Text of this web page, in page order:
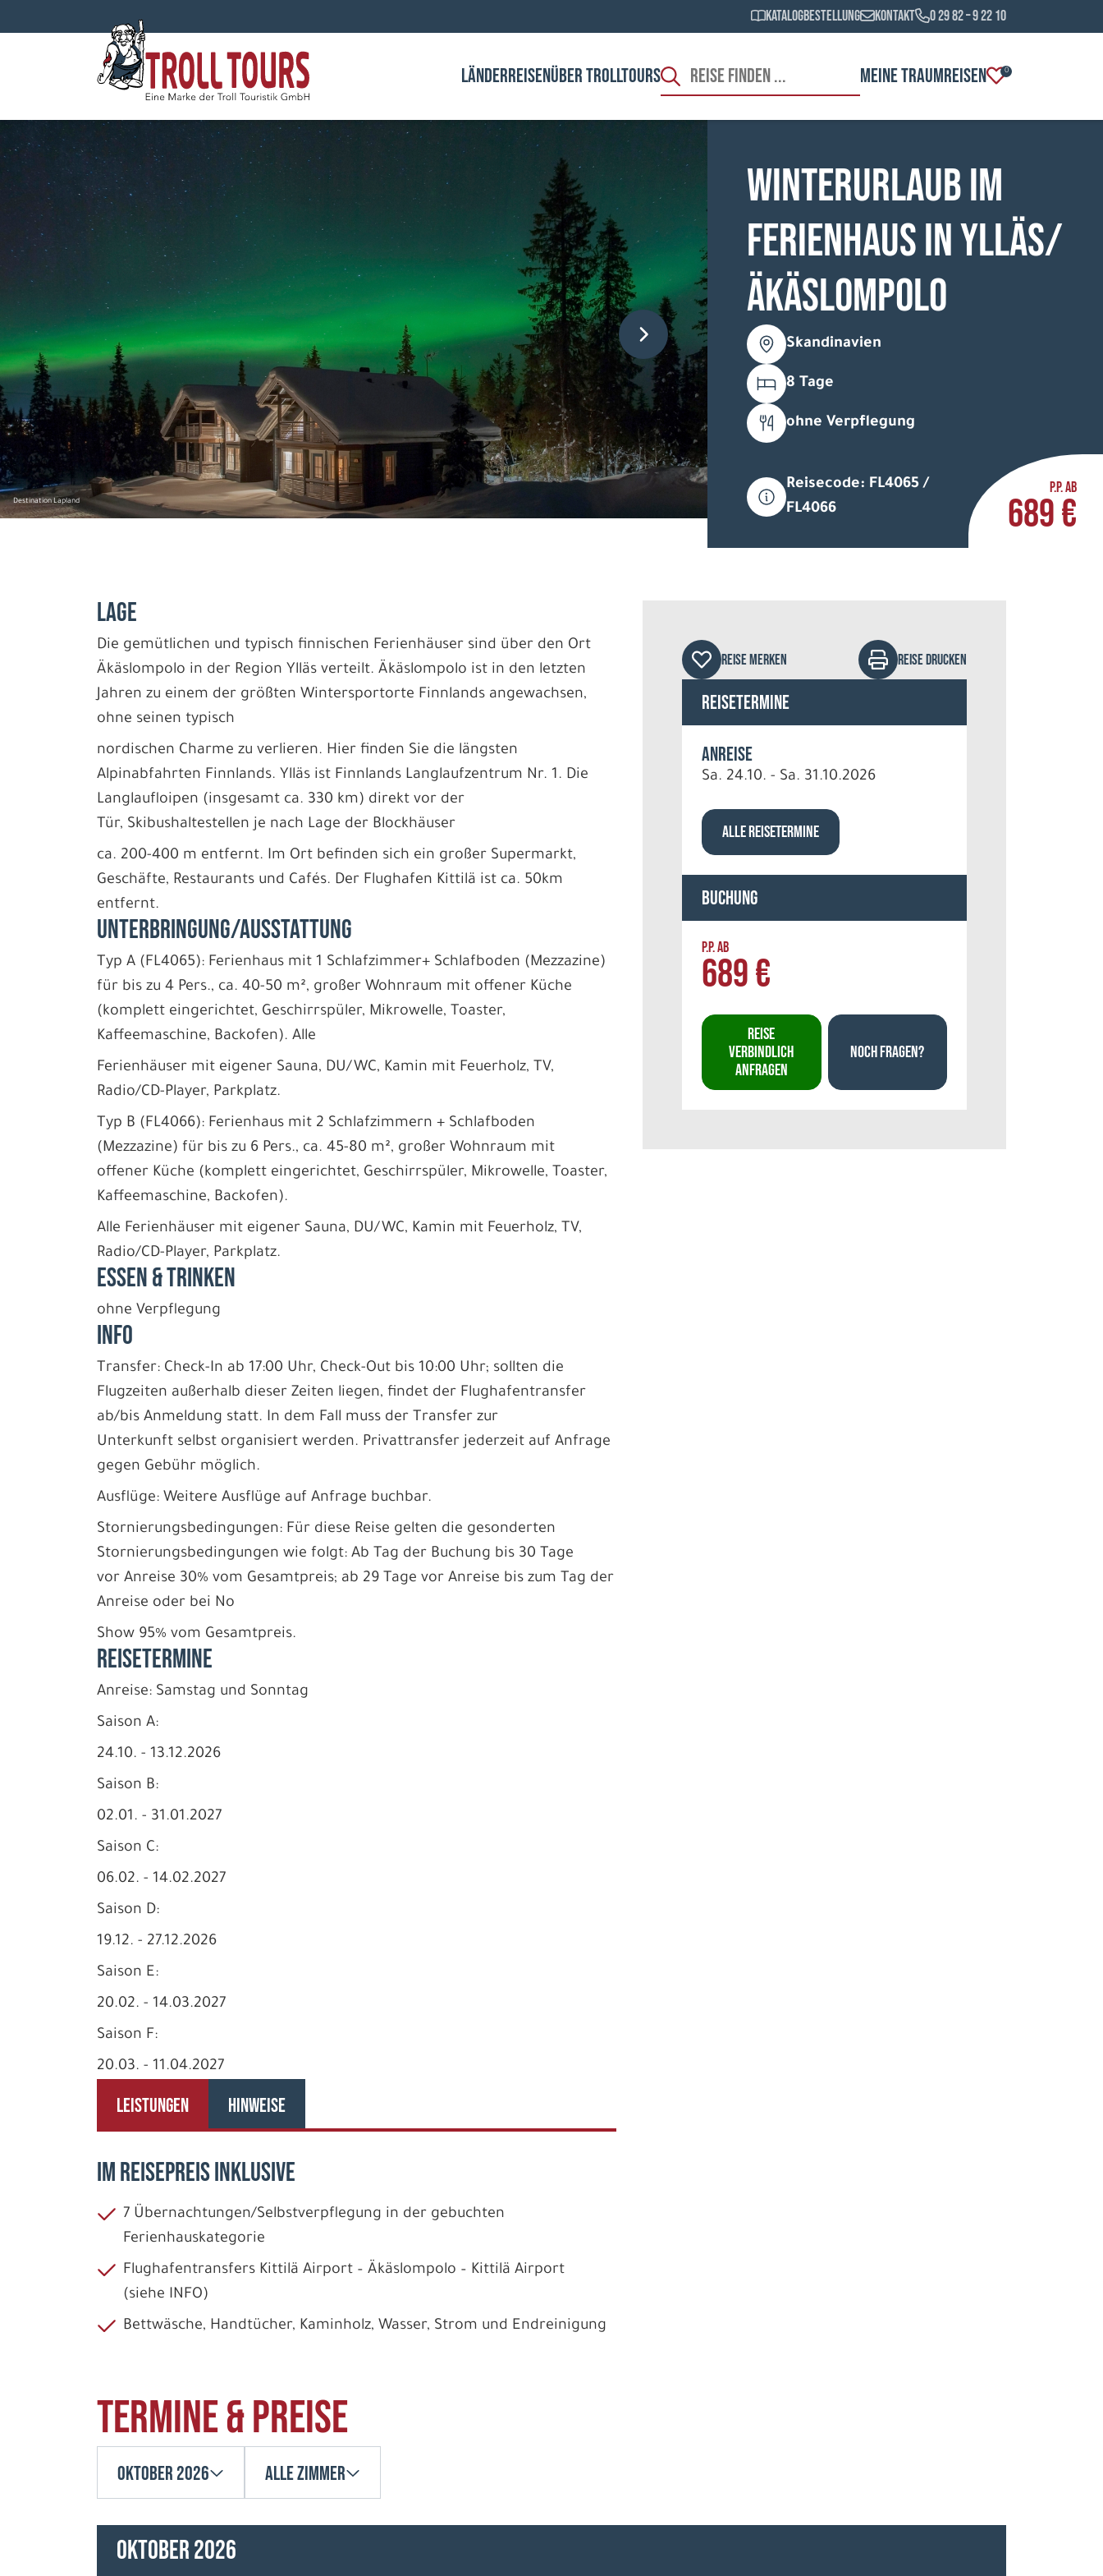
Katalogbestellung Kontakt 0 29 82 – 9 22 10
LÄNDERREISENÜBER TROLLTOURS MEINE TRAUMREISEN 0
Destination Lapland Destination Lapland
Winterurlaub im
Ferienhaus in Ylläs/
Äkäslompolo
Skandinavien
8 Tage
ohne Verpflegung
Reisecode: FL4065 /
FL4066
P.P. AB
689 €
LAGE
Die gemütlichen und typisch finnischen Ferienhäuser sind über den Ort
Äkäslompolo in der Region Ylläs verteilt. Äkäslompolo ist in den letzten
Jahren zu einem der größten Wintersportorte Finnlands angewachsen,
ohne seinen typisch
nordischen Charme zu verlieren. Hier finden Sie die längsten
Alpinabfahrten Finnlands. Ylläs ist Finnlands Langlaufzentrum Nr. 1. Die
Langlaufloipen (insgesamt ca. 330 km) direkt vor der
Tür, Skibushaltestellen je nach Lage der Blockhäuser
ca. 200-400 m entfernt. Im Ort befinden sich ein großer Supermarkt,
Geschäfte, Restaurants und Cafés. Der Flughafen Kittilä ist ca. 50km
entfernt.
UNTERBRINGUNG/AUSSTATTUNG
Typ A (FL4065): Ferienhaus mit 1 Schlafzimmer+ Schlafboden (Mezzazine)
für bis zu 4 Pers., ca. 40-50 m², großer Wohnraum mit offener Küche
(komplett eingerichtet, Geschirrspüler, Mikrowelle, Toaster,
Kaffeemaschine, Backofen). Alle
Ferienhäuser mit eigener Sauna, DU/WC, Kamin mit Feuerholz, TV,
Radio/CD-Player, Parkplatz.
Typ B (FL4066): Ferienhaus mit 2 Schlafzimmern + Schlafboden
(Mezzazine) für bis zu 6 Pers., ca. 45-80 m², großer Wohnraum mit
offener Küche (komplett eingerichtet, Geschirrspüler, Mikrowelle, Toaster,
Kaffeemaschine, Backofen).
Alle Ferienhäuser mit eigener Sauna, DU/WC, Kamin mit Feuerholz, TV,
Radio/CD-Player, Parkplatz.
Essen & Trinken
ohne Verpflegung
INFO
Transfer: Check-In ab 17:00 Uhr, Check-Out bis 10:00 Uhr; sollten die
Flugzeiten außerhalb dieser Zeiten liegen, findet der Flughafentransfer
ab/bis Anmeldung statt. In dem Fall muss der Transfer zur
Unterkunft selbst organisiert werden. Privattransfer jederzeit auf Anfrage
gegen Gebühr möglich.
Ausflüge: Weitere Ausflüge auf Anfrage buchbar.
Stornierungsbedingungen: Für diese Reise gelten die gesonderten
Stornierungsbedingungen wie folgt: Ab Tag der Buchung bis 30 Tage
vor Anreise 30% vom Gesamtpreis; ab 29 Tage vor Anreise bis zum Tag der
Anreise oder bei No
Show 95% vom Gesamtpreis.
REISETERMINE
Anreise: Samstag und Sonntag
Saison A:
24.10. - 13.12.2026
Saison B:
02.01. - 31.01.2027
Saison C:
06.02. - 14.02.2027
Saison D:
19.12. - 27.12.2026
Saison E:
20.02. - 14.03.2027
Saison F:
20.03. - 11.04.2027
LEISTUNGEN HINWEISE
IM REISEPREIS INKLUSIVE
7 Übernachtungen/Selbstverpflegung in der gebuchten
Ferienhauskategorie
Flughafentransfers Kittilä Airport – Äkäslompolo – Kittilä Airport
(siehe INFO)
Bettwäsche, Handtücher, Kaminholz, Wasser, Strom und Endreinigung
REISE MERKEN REISE DRUCKEN
Reisetermine
Anreise
Sa. 24.10. - Sa. 31.10.2026
ALLE REISETERMINE
Buchung
P.P. AB
689 €
REISE
VERBINDLICH
ANFRAGEN
NOCH FRAGEN?
Termine & Preise
Oktober 2026 Alle Zimmer
Oktober 2026